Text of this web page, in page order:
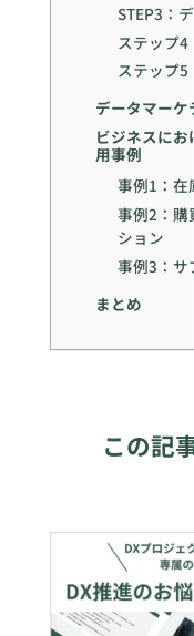
STEP3：
ステップ
ステップ5
データマーケ
ビジネスに
用事例
事例1：在
事例2：購
ション
事例3：サ
まとめ
この記